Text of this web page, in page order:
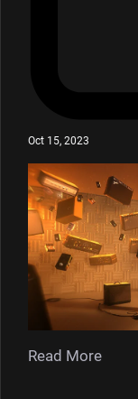
Oct 15, 2023
Read More